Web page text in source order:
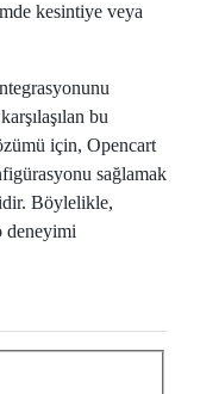
kesintiye veya
bu
için, Opencart
sağlamak
Böylelikle,
deneyimi